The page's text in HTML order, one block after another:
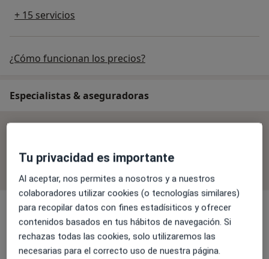
+ 15 servicios
¿Cómo funcionan los precios?
Especialistas & aseguradoras
Todos los especialistas de esta clínica solo aceptan
pacientes privados.
Sara Meca
Psicóloga
Tu privacidad es importante
Al aceptar, nos permites a nosotros y a nuestros
colaboradores utilizar cookies (o tecnologías similares)
para recopilar datos con fines estadísiticos y ofrecer
contenidos basados en tus hábitos de navegación. Si
rechazas todas las cookies, solo utilizaremos las
necesarias para el correcto uso de nuestra página.